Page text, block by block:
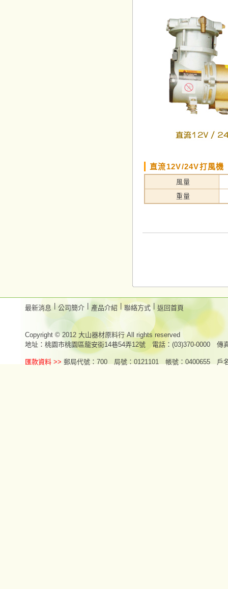
直流12V/24V打風機
風量
重量
最新消息 公司簡介 產品介紹 聯絡方式 返回首頁
Copyright © 2012 大山器材原料行 All rights reserved
地址：桃園市桃園區龍安街14巷54弄12號 電話：(03)370-0000 傳
匯款資料 >> 郵局代號：700 局號：0121101 帳號：0400655 戶